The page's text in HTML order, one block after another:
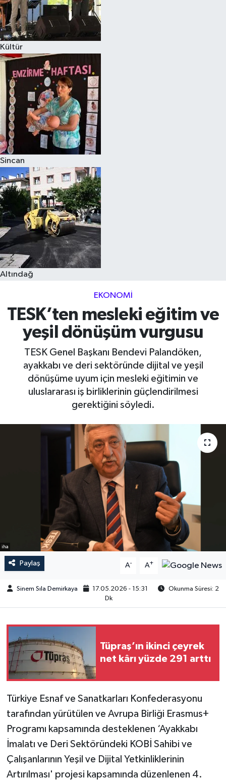
Kültür
Sincan
Altındağ
EKONOMI
TESK’ten mesleki eğitim ve
yeşil dönüşüm vurgusu
TESK Genel Başkanı Bendevi Palandöken,
ayakkabı ve deri sektöründe dijital ve yeşil
dönüşüme uyum için mesleki eğitimin ve
uluslararası iş birliklerinin güçlendirilmesi
gerektiğini söyledi.
iha
Paylaş A- A+
Sinem Sıla Demirkaya 17.05.2026 - 15:31
Okunma Süresi: 2
Dk
Tüpraş’ın ikinci çeyrek
net kârı yüzde 291 arttı
Türkiye Esnaf ve Sanatkarları Konfederasyonu
tarafından yürütülen ve Avrupa Birliği Erasmus+
Programı kapsamında desteklenen ‘Ayakkabı
İmalatı ve Deri Sektöründeki KOBİ Sahibi ve
Çalışanlarının Yeşil ve Dijital Yetkinliklerinin
Artırılması' projesi kapsamında düzenlenen 4.